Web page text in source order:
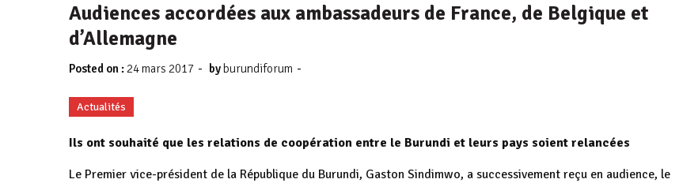
Audiences accordées aux ambassadeurs de France, de Belgique et
d’Allemagne
Posted on : 24 mars 2017 - by burundiforum -
Actualités
Ils ont souhaité que les relations de coopération entre le Burundi et leurs pays soient relancées
Le Premier vice-président de la République du Burundi, Gaston Sindimwo, a successivement reçu en audience, le